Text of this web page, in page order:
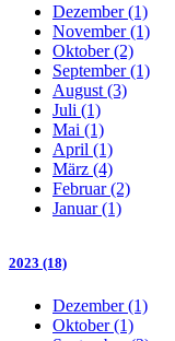
Dezember (1)
November (1)
Oktober (2)
September (1)
August (3)
Juli (1)
Mai (1)
April (1)
März (4)
Februar (2)
Januar (1)
2023 (18)
Dezember (1)
Oktober (1)